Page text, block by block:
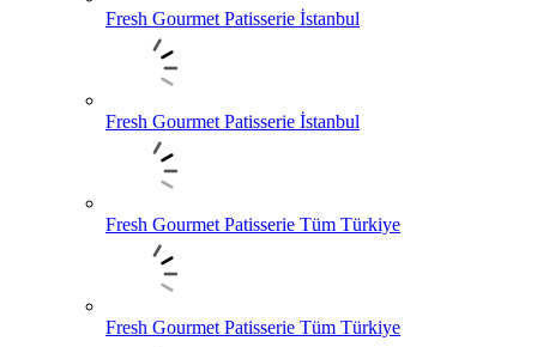
Fresh Gourmet Patisserie İstanbul
Fresh Gourmet Patisserie İstanbul
Fresh Gourmet Patisserie Tüm Türkiye
Fresh Gourmet Patisserie Tüm Türkiye